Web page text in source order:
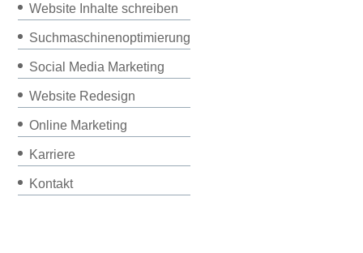
Website Inhalte schreiben
Suchmaschinenoptimierung
Social Media Marketing
Website Redesign
Online Marketing
Karriere
Kontakt